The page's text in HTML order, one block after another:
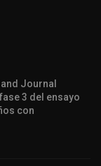
Journal
3 del ensayo
con